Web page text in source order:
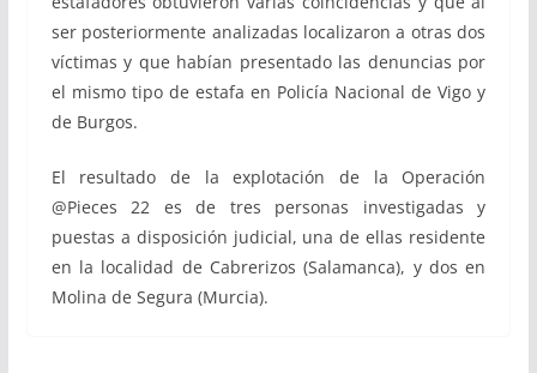
ser posteriormente analizadas localizaron a otras dos
víctimas y que habían presentado las denuncias por
el mismo tipo de estafa en Policía Nacional de Vigo y
de Burgos.
El resultado de la explotación de la Operación
@Pieces 22 es de tres personas investigadas y
puestas a disposición judicial, una de ellas residente
en la localidad de Cabrerizos (Salamanca), y dos en
Molina de Segura (Murcia).